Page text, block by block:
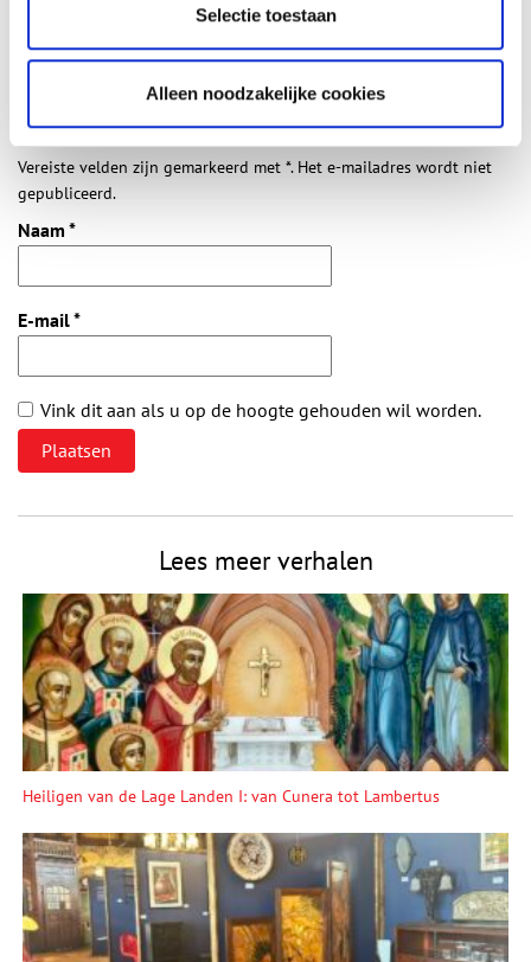
Selectie toestaan
Alleen noodzakelijke cookies
Vul deze informatie aan of geef een reactie.
Vereiste velden zijn gemarkeerd met *. Het e-mailadres wordt niet
gepubliceerd.
Naam *
E-mail*
Vink dit aan als u op de hoogte gehouden wil worden.
Lees meer verhalen
Heiligen van de Lage Landen I: van Cunera tot Lambertus